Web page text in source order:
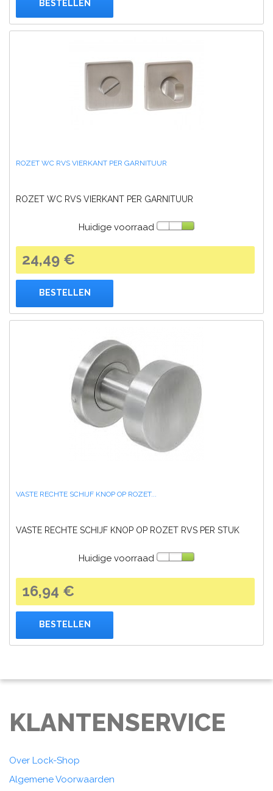
BESTELLEN
ROZET WC RVS VIERKANT PER GARNITUUR
ROZET WC RVS VIERKANT PER GARNITUUR
Huidige voorraad
24,49 €
BESTELLEN
VASTE RECHTE SCHIJF KNOP OP ROZET...
VASTE RECHTE SCHIJF KNOP OP ROZET RVS PER STUK
Huidige voorraad
16,94 €
BESTELLEN
KLANTENSERVICE
Over Lock-Shop
Algemene Voorwaarden